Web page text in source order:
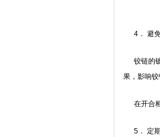
4． 避免
铰链的镀
果，影响铰
在开合柜
5． 定